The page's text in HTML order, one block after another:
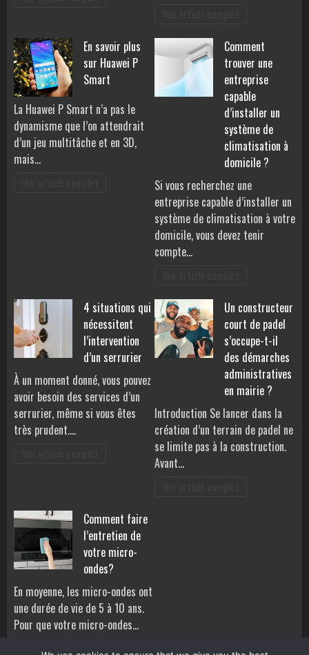
En savoir plus
sur Huawei P
Smart
La Huawei P Smart n’a pas le
dynamisme que l’on attendrait
d’un jeu multitâche et en 3D,
mais…
Comment
trouver une
entreprise
capable
d’installer un
système de
climatisation à
domicile ?
Si vous recherchez une
entreprise capable d’installer un
système de climatisation à votre
domicile, vous devez tenir
compte…
4 situations qui
nécessitent
l’intervention
d’un serrurier
À un moment donné, vous pouvez
avoir besoin des services d’un
serrurier, même si vous êtes
très prudent.…
Un constructeur
court de padel
s’occupe-t-il
des démarches
administratives
en mairie ?
Introduction Se lancer dans la
création d’un terrain de padel ne
se limite pas à la construction.
Avant…
Comment faire
l’entretien de
votre micro-
ondes?
En moyenne, les micro-ondes ont
une durée de vie de 5 à 10 ans.
Pour que votre micro-ondes…
Voir article complet